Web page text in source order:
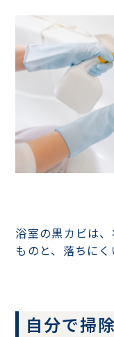
浴室の黒カビは
ものと、落ちにく
自分で掃